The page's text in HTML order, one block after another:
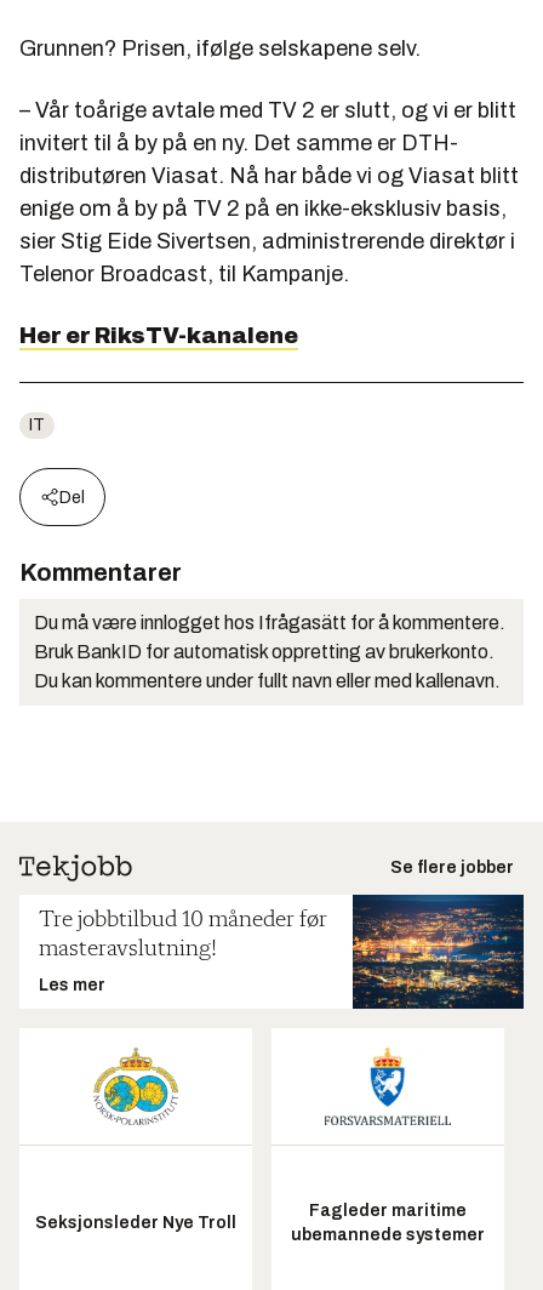
Grunnen? Prisen, ifølge selskapene selv.
– Vår toårige avtale med TV 2 er slutt, og vi er blitt
invitert til å by på en ny. Det samme er DTH-
distributøren Viasat. Nå har både vi og Viasat blitt
enige om å by på TV 2 på en ikke-eksklusiv basis,
sier Stig Eide Sivertsen, administrerende direktør i
Telenor Broadcast, til Kampanje.
Her er RiksTV-kanalene
IT
Del
Kommentarer
Du må være innlogget hos Ifrågasätt for å kommentere.
Bruk BankID for automatisk oppretting av brukerkonto.
Du kan kommentere under fullt navn eller med kallenavn.
Se flere jobber
Tre jobbtilbud 10 måneder før
masteravslutning!
Les mer
Seksjonsleder Nye Troll
Fagleder maritime
ubemannede systemer